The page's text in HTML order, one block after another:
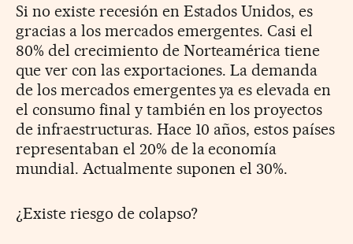
Si no existe recesión en Estados Unidos, es
gracias a los mercados emergentes. Casi el
80% del crecimiento de Norteamérica tiene
que ver con las exportaciones. La demanda
de los mercados emergentes ya es elevada en
el consumo final y también en los proyectos
de infraestructuras. Hace 10 años, estos países
representaban el 20% de la economía
mundial. Actualmente suponen el 30%.
¿Existe riesgo de colapso?